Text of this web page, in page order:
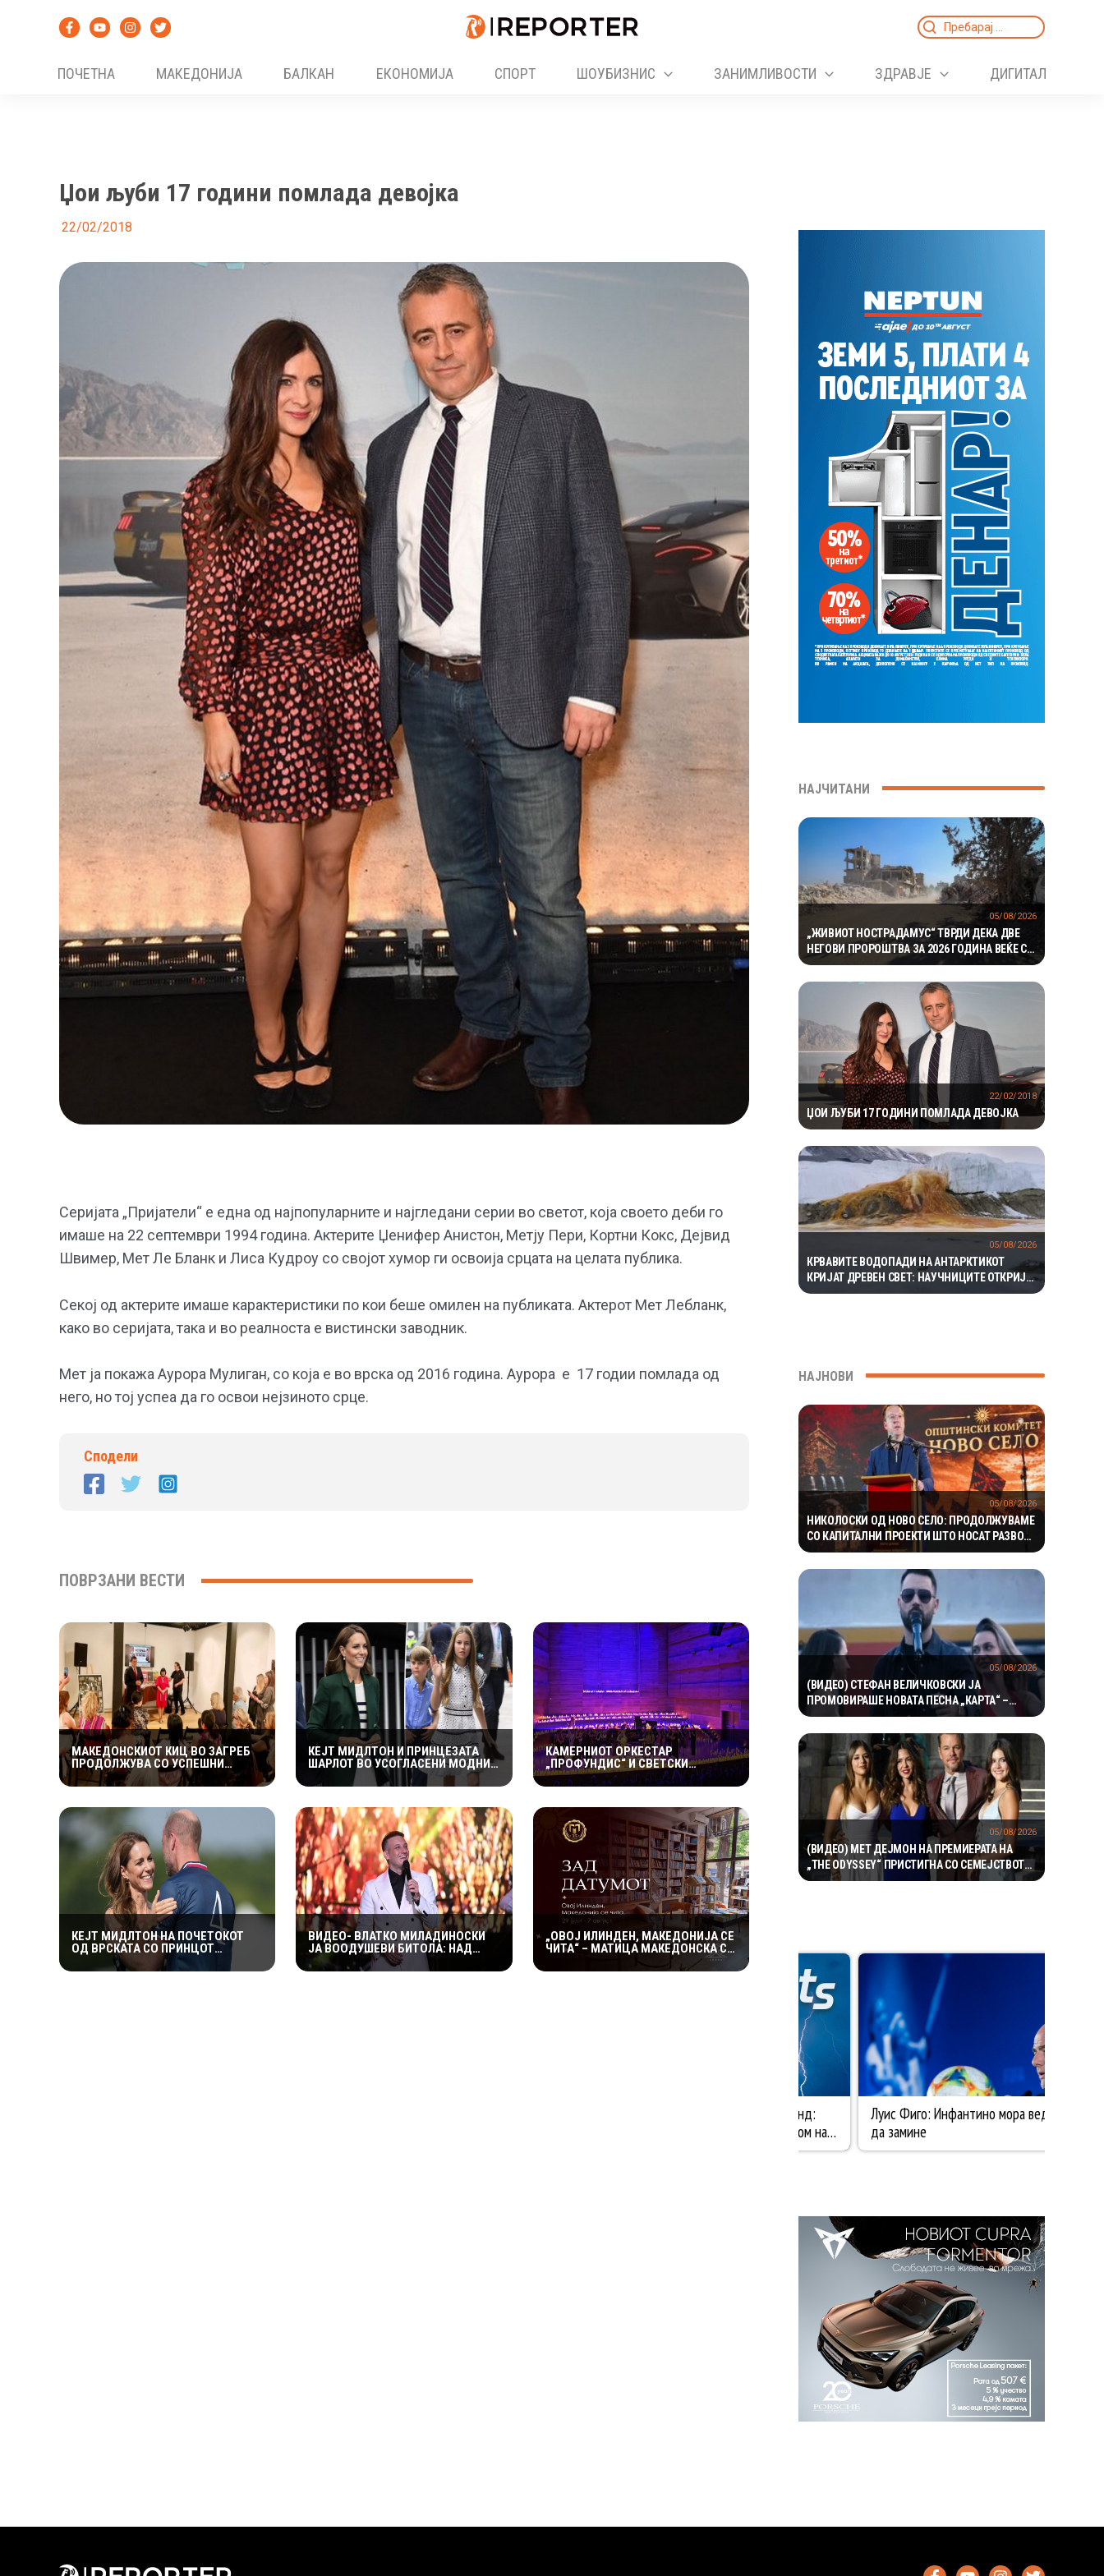
Search
ПОЧЕТНА
МАКЕДОНИЈА БАЛКАН ЕКОНОМИЈА СПОРТ ШОУБИЗНИС ЗАНИМЛИВОСТИ ЗДРАВЈЕ ДИГИТАЛ
Џои љуби 17 години помлада девојка
22/02/2018
Серијата „Пријатели“ е една од најпопуларните и најгледани серии во светот, која своето деби го
имаше на 22 септември 1994 година. Актерите Џенифер Анистон, Метју Пери, Кортни Кокс, Дејвид
Швимер, Мет Ле Бланк и Лиса Кудроу со својот хумор ги освоија срцата на целата публика.
Секој од актерите имаше карактеристики по кои беше омилен на публиката. Актерот Мет Лебланк,
како во серијата, така и во реалноста е вистински заводник.
Мет ја покажа Аурора Мулиган, со која е во врска од 2016 година. Аурора е 17 годии помлада од
него, но тој успеа да го освои нејзиното срце.
Сподели
ПОВРЗАНИ ВЕСТИ
МАКЕДОНСКИОТ КИЦ ВО ЗАГРЕБ
ПРОДОЛЖУВА СО УСПЕШНИ
КУЛТУРНИ НАСТАНИ – ГОЛЕМ
ИНТЕРЕС ЗА „ИСТОРИЈА НА
КЕЈТ МИДЛТОН И ПРИНЦЕЗАТА
ШАРЛОТ ВО УСОГЛАСЕНИ МОДНИ
КОМБИНАЦИИ НА ИГРИТЕ НА
КОМОНВЕЛТОТ – КРАЛСКОТО
ЦЕЛОТО ВНИМАНИЕ
КАМЕРНИОТ ОРКЕСТАР
„ПРОФУНДИС“ И СВЕТСКИ
ПОЗНАТИОТ ВИОЛИНИСТ СТЕФАН
МИЛЕНКОВИЌ СО СПЕКТАКУЛАРЕН
КЕЈТ МИДЛТОН НА ПОЧЕТОКОТ
ОД ВРСКАТА СО ПРИНЦОТ
ВИЛИЈАМ ДОБИЛА НЕПРИЈАТНО
ПРЕДУПРЕДУВАЊЕ: „СЕ МАЖИШ
ВИДЕО- ВЛАТКО МИЛАДИНОСКИ
ЈА ВООДУШЕВИ БИТОЛА: НАД
2.500 ПОСЕТИТЕЛИ УЖИВАА ВО
СПЕКТАКЛОТ ВО ХЕРАКЛЕЈА
„ОВОЈ ИЛИНДЕН, МАКЕДОНИЈА СЕ
ЧИТА“ – МАТИЦА МАКЕДОНСКА СО
БОГАТА 10-ДНЕВНА КНИЖЕВНА
ПРОГРАМА
НАЈЧИТАНИ
„ЖИВИОТ НОСТРАДАМУС“ ТВРДИ ДЕКА ДВЕ
НЕГОВИ ПРОРОШТВА ЗА 2026 ГОДИНА ВЕЌЕ СЕ
ОСТВАРИЛЕ – СЕГА ПРЕДУПРЕДУВА НА ТРЕТО
05/08/2026
ЏОИ ЉУБИ 17 ГОДИНИ ПОМЛАДА ДЕВОЈКА
22/02/2018
КРВАВИТЕ ВОДОПАДИ НА АНТАРКТИКОТ
КРИЈАТ ДРЕВЕН СВЕТ: НАУЧНИЦИТЕ ОТКРИЈА
ЕКОСИСТЕМ ИЗОЛИРАН ПОВЕЌЕ ОД 1,5
05/08/2026
НАЈНОВИ
НИКОЛОСКИ ОД НОВО СЕЛО: ПРОДОЛЖУВАМЕ
СО КАПИТАЛНИ ПРОЕКТИ ШТО НОСАТ РАЗВОЈ
И ПОКВАЛИТЕТЕН ЖИВОТ ЗА ГРАЃАНИТЕ
05/08/2026
(ВИДЕО) СТЕФАН ВЕЛИЧКОВСКИ ЈА
ПРОМОВИРАШЕ НОВАТА ПЕСНА „КАРТА“ –
СОВРЕМЕН ЗВУК, СИЛНА ЕМОЦИЈА И
ВПЕЧАТЛИВ ВИДЕОСПОТ
05/08/2026
(ВИДЕО) МЕТ ДЕЈМОН НА ПРЕМИЕРАТА НА
„THE ODYSSEY“ ПРИСТИГНА СО СЕМЕЈСТВОТО
– НЕГОВИТЕ ЌЕРКИ ГИ УКРАДОА СИТЕ
05/08/2026